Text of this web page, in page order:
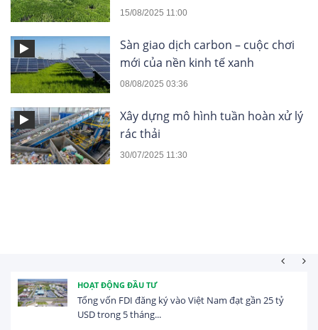
15/08/2025 11:00
Sàn giao dịch carbon – cuộc chơi
mới của nền kinh tế xanh
08/08/2025 03:36
Xây dựng mô hình tuần hoàn xử lý
rác thải
30/07/2025 11:30
HOẠT ĐỘNG ĐẦU TƯ
Tổng vốn FDI đăng ký vào Việt Nam đạt gần 25 tỷ
USD trong 5 tháng...